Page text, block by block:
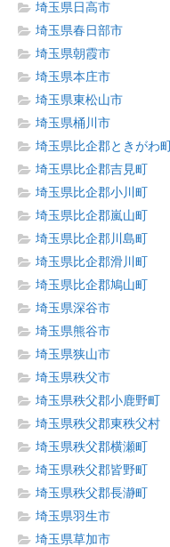
埼玉県日高市
埼玉県春日部市
埼玉県朝霞市
埼玉県本庄市
埼玉県東松山市
埼玉県桶川市
埼玉県比企郡ときがわ町
埼玉県比企郡吉見町
埼玉県比企郡小川町
埼玉県比企郡嵐山町
埼玉県比企郡川島町
埼玉県比企郡滑川町
埼玉県比企郡鳩山町
埼玉県深谷市
埼玉県熊谷市
埼玉県狭山市
埼玉県秩父市
埼玉県秩父郡小鹿野町
埼玉県秩父郡東秩父村
埼玉県秩父郡横瀬町
埼玉県秩父郡皆野町
埼玉県秩父郡長瀞町
埼玉県羽生市
埼玉県草加市